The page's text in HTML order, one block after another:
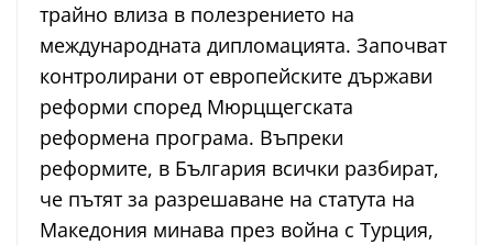
трайно влиза в полезрението на
международната дипломацията. Започват
контролирани от европейските държави
реформи според Мюрцщегската
реформена програма. Въпреки
реформите, в България всички разбират,
че пътят за разрешаване на статута на
Македония минава през война с Турция,